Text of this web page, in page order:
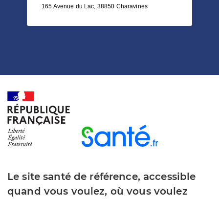
165 Avenue du Lac, 38850 Charavines
Le site santé de référence, accessible
quand vous voulez, où vous voulez